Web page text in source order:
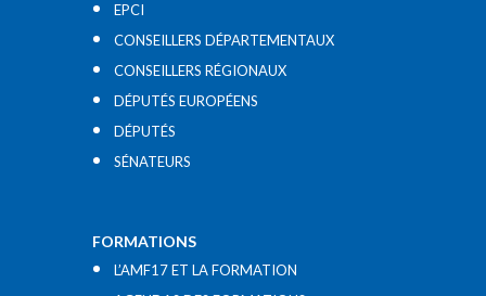
EPCI
CONSEILLERS DÉPARTEMENTAUX
CONSEILLERS RÉGIONAUX
DÉPUTÉS EUROPÉENS
DÉPUTÉS
SÉNATEURS
FORMATIONS
L’AMF17 ET LA FORMATION